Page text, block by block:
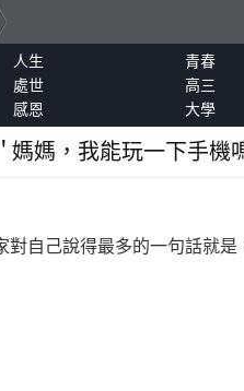
人生 青春
處世 高三
感恩 大學
媽媽，我能玩一下手機
自己說得最多的一句話就是